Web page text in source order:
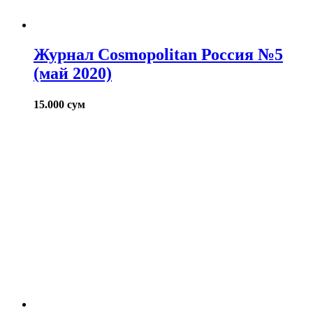
Журнал Cosmopolitan Россия №5
(май 2020)
15.000 сум